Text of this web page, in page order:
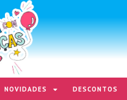
NOVIDADES
DESCONTOS